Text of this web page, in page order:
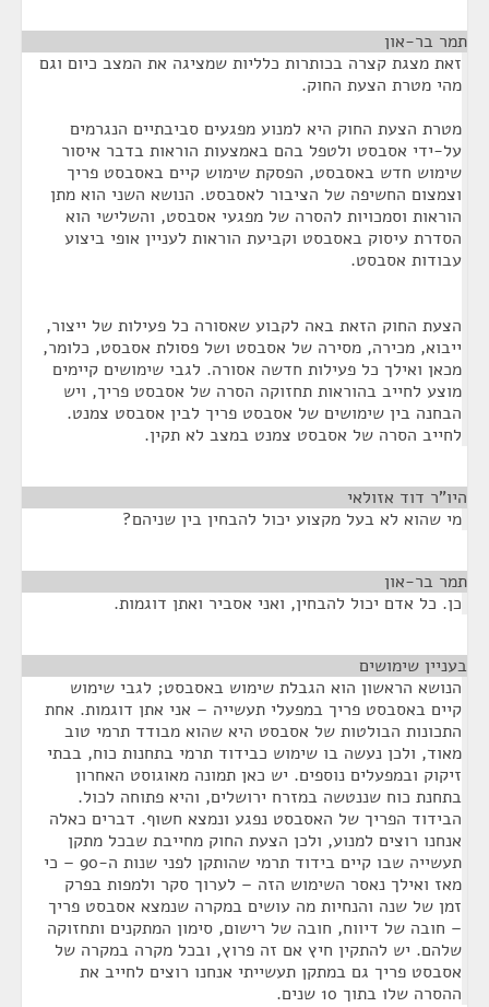
תמר בר-און
זאת מצגת קצרה בכותרות כלליות שמציגה את המצב כיום וגם
מהי מטרת הצעת החוק.
מטרת הצעת החוק היא למנוע מפגעים סביבתיים הנגרמים
על-ידי אסבסט ולטפל בהם באמצעות הוראות בדבר איסור
שימוש חדש באסבסט, הפסקת שימוש קיים באסבסט פריך
וצמצום החשיפה של הציבור לאסבסט. הנושא השני הוא מתן
הוראות וסמכויות להסרה של מפגעי אסבסט, והשלישי הוא
הסדרת עיסוק באסבסט וקביעת הוראות לעניין אופי ביצוע
עבודות אסבסט.
הצעת החוק הזאת באה לקבוע שאסורה כל פעילות של ייצור,
ייבוא, מכירה, מסירה של אסבסט ושל פסולת אסבסט, כלומר,
מכאן ואילך כל פעילות חדשה אסורה. לגבי שימושים קיימים
מוצע לחייב בהוראות תחזוקה הסרה של אסבסט פריך, ויש
הבחנה בין שימושים של אסבסט פריך לבין אסבסט צמנט.
לחייב הסרה של אסבסט צמנט במצב לא תקין.
היו"ר דוד אזולאי
מי שהוא לא בעל מקצוע יכול להבחין בין שניהם?
תמר בר-און
כן. כל אדם יכול להבחין, ואני אסביר ואתן דוגמות.
בעניין שימושים
הנושא הראשון הוא הגבלת שימוש באסבסט; לגבי שימוש
קיים באסבסט פריך במפעלי תעשייה – אני אתן דוגמות. אחת
התכונות הבולטות של אסבסט היא שהוא מבודד תרמי טוב
מאוד, ולכן נעשה בו שימוש כבידוד תרמי בתחנות כוח, בבתי
זיקוק ובמפעלים נוספים. יש כאן תמונה מאוגוסט האחרון
בתחנת כוח שננטשה במזרח ירושלים, והיא פתוחה לכול.
הבידוד הפריך של האסבסט נפגע ונמצא חשוף. דברים כאלה
אנחנו רוצים למנוע, ולכן הצעת החוק מחייבת שבכל מתקן
תעשייה שבו קיים בידוד תרמי שהותקן לפני שנות ה-90 – כי
מאז ואילך נאסר השימוש הזה – לערוך סקר ולמפות בפרק
זמן של שנה והנחיות מה עושים במקרה שנמצא אסבסט פריך
– חובה של דיווח, חובה של רישום, סימון המתקנים ותחזוקה
שלהם. יש להתקין חיץ אם זה פרוץ, ובכל מקרה במקרה של
אסבסט פריך גם במתקן תעשייתי אנחנו רוצים לחייב את
ההסרה שלו בתוך 10 שנים.